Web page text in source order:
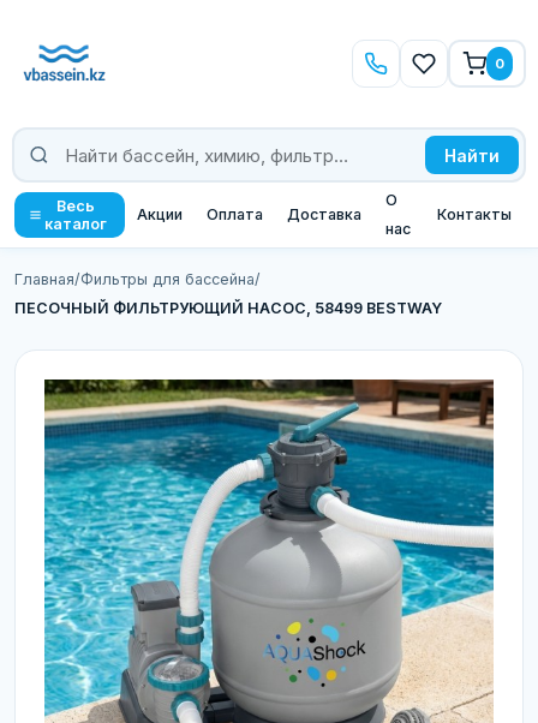
Найти
0
Весь
каталог
Акции Оплата Доставка
О
нас
Контакты
Главная/Фильтры для бассейна/
ПЕСОЧНЫЙ ФИЛЬТРУЮЩИЙ НАСОС, 58499 BESTWAY